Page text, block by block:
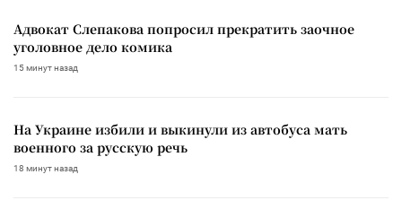
Адвокат Слепакова попросил прекратить заочное
уголовное дело комика
15 минут назад
На Украине избили и выкинули из автобуса мать
военного за русскую речь
18 минут назад